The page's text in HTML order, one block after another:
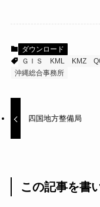
ダウンロード
ＧＩＳ
KML KMZ
沖縄総合事務所
四国地方整備局
この記事を書